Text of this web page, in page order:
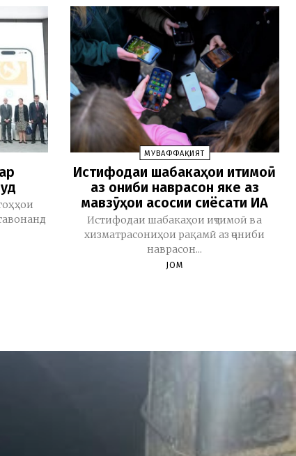
МУВАФФАҚИЯТ
Истифодаи шабакаҳои иҷтимоӣ
аз ҷониби наврасон яке аз
мавзӯҳои асосии сиёсати ИА
Истифодаи шабакаҳои иҷтимоӣ ва
хизматрасониҳои рақамӣ аз ҷониби
наврасон...
JOM